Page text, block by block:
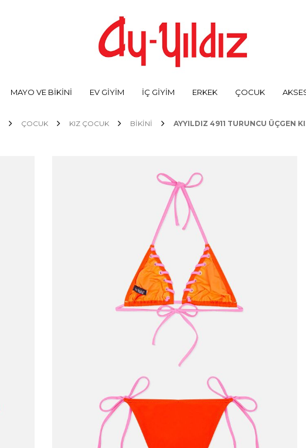
MAYO VE BİKİNİ EV GİYİM İÇ GİYİM ERKEK ÇOCUK
ÇOCUK KIZ ÇOCUK BIKINI AYYILDIZ 4911 TURUNCU ÜÇGEN